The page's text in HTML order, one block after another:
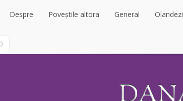
Despre Poveștile altora General Olandezi